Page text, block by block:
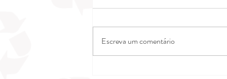
Escreva um comentário